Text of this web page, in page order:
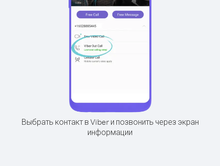
Выбрать контакт в Viber и позвонить через экран
информации